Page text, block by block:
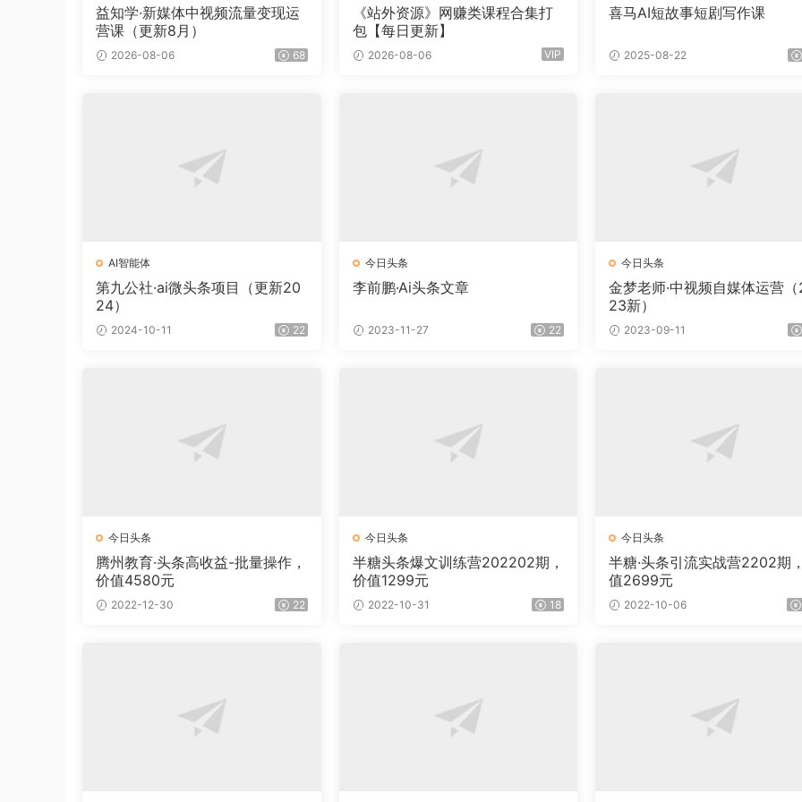
益知学·新媒体中视频流量变现运
营课（更新8月）
2026-08-06 68
《站外资源》网赚类课程合集打
包【每日更新】
2026-08-06 VIP
喜马AI短故事短剧写作课
2025-08-22
AI智能体
第九公社·ai微头条项目（更新20
24）
2024-10-11 22
今日头条
李前鹏·Ai头条文章
2023-11-27 22
今日头条
金梦老师·中视频自媒体运营
23新）
2023-09-11
今日头条
腾州教育·头条高收益-批量操作，
价值4580元
2022-12-30 22
今日头条
半糖头条爆文训练营202202期，
价值1299元
2022-10-31 18
今日头条
半糖·头条引流实战营2202期
值2699元
2022-10-06